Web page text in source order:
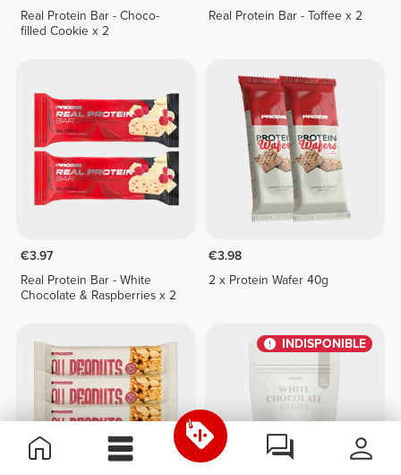
Real Protein Bar - Choco-
filled Cookie x 2
Real Protein Bar - Toffee x 2
€3.97
Real Protein Bar - White
Chocolate & Raspberries x 2
€3.98
2 x Protein Wafer 40g
INDISPONIBLE